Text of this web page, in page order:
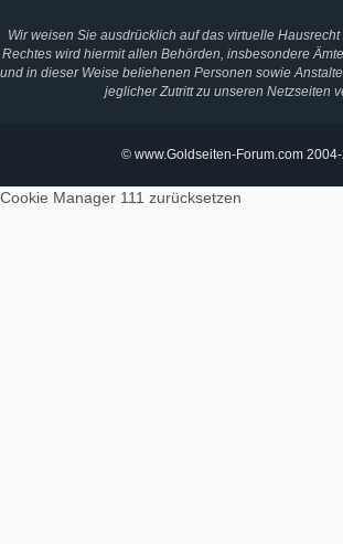
Wir weisen Sie ausdrücklich auf das virtuelle
Rechtes wird hiermit allen Behörden, insbesondere
und in dieser Weise beliehenen Personen sowie
jeglicher Zutritt zu unseren Netzseiten
© www.Goldseiten-Forum.com
Cookie Manager 111 zurücksetzen